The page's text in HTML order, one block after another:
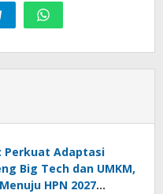
Perkuat Adaptasi
Big Tech dan UMKM,
HPN 2027